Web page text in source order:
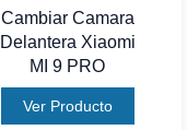
Cambiar Camara
Delantera Xiaomi
MI 9 PRO
Ver Producto